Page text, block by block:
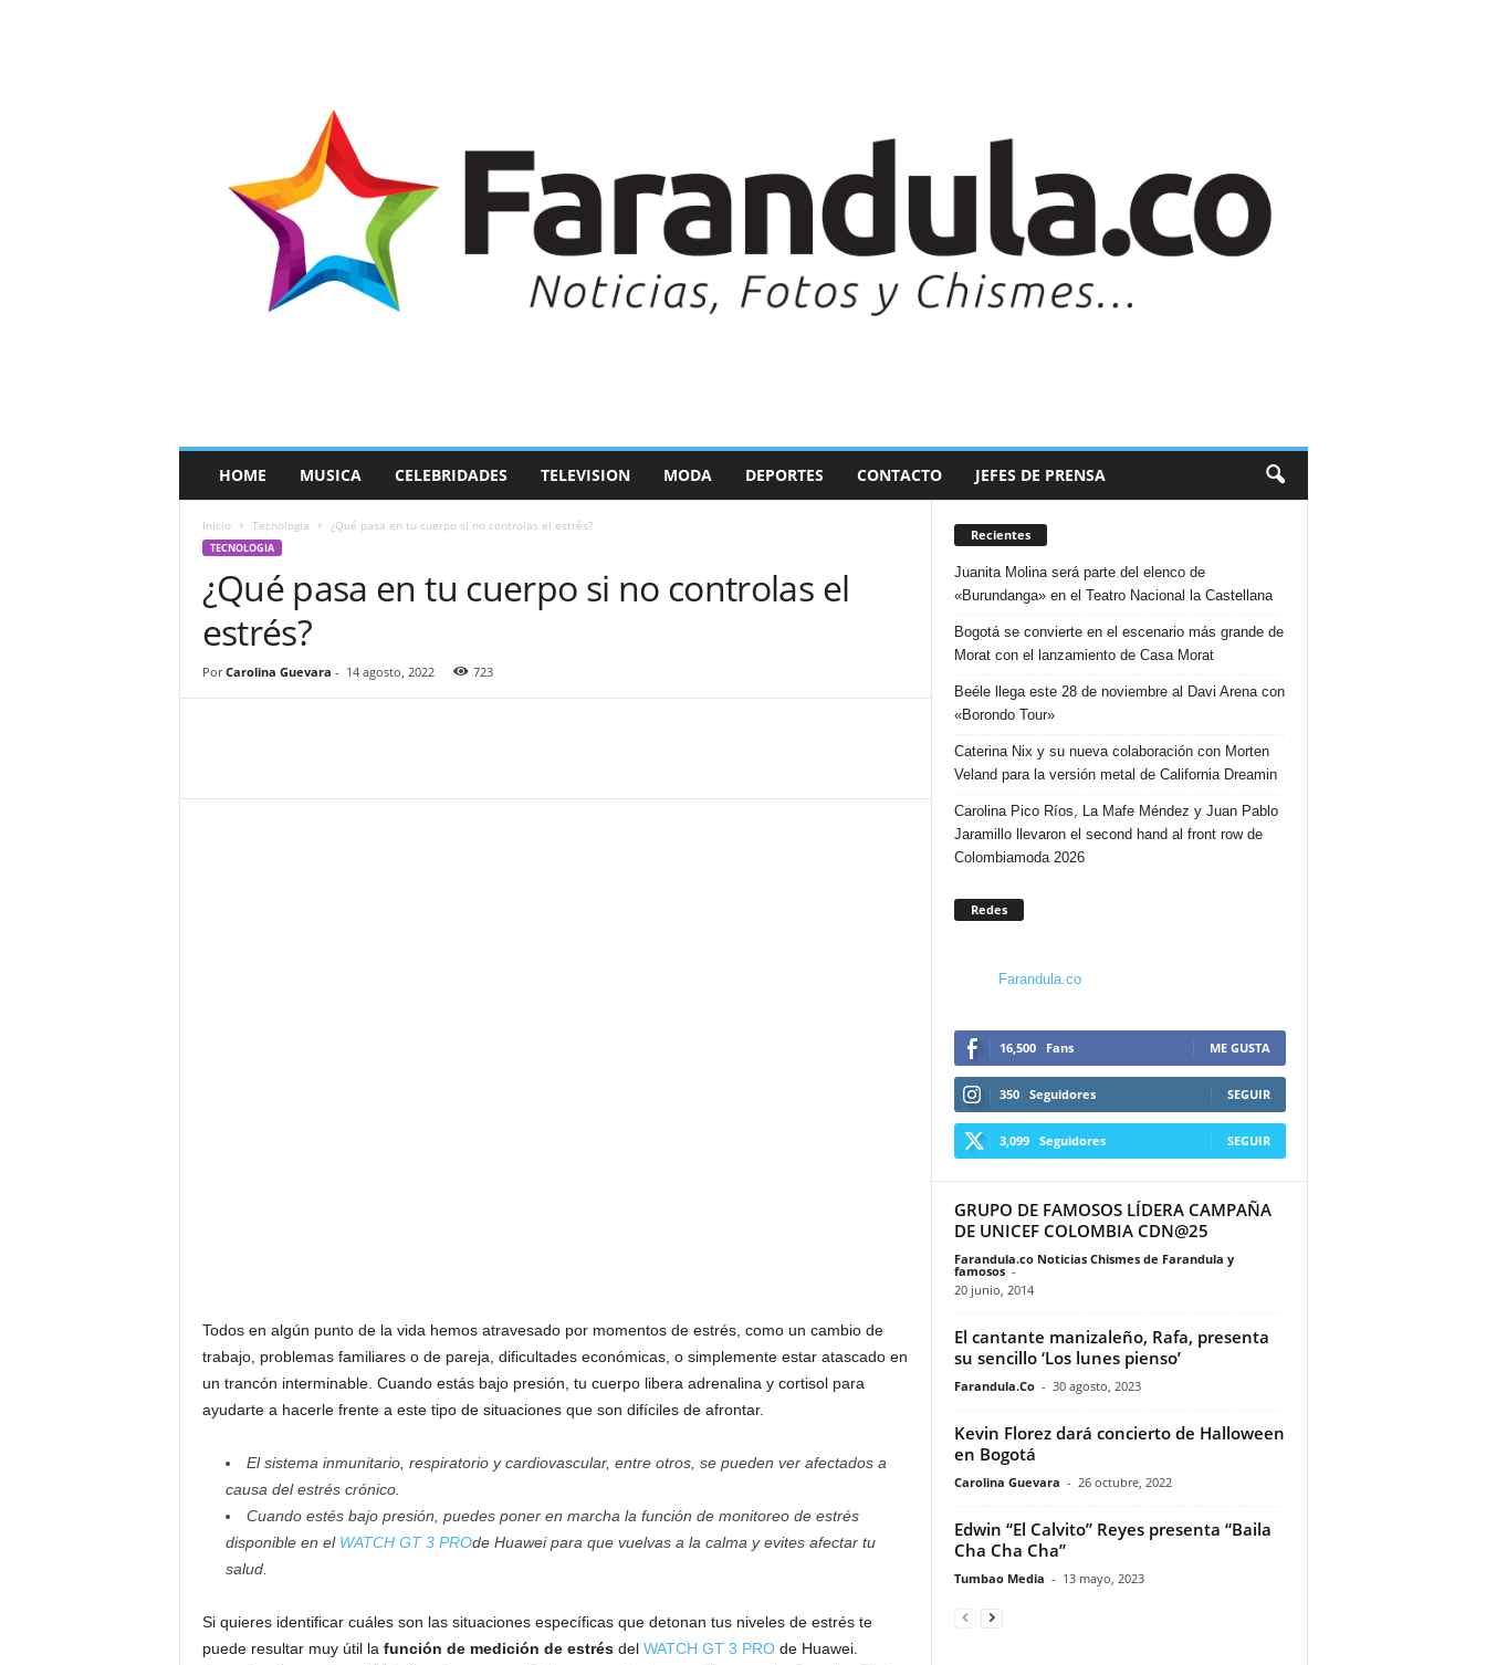
a
HOME MUSICA CELEBRIDADES TELEVISION MODA DEPORTES CONTACTO JEFES DE PRENSA
Inicio Tecnologia ¿Qué pasa en tu cuerpo si no controlas el estrés?
TECNOLOGIA
¿Qué pasa en tu cuerpo si no controlas el
estrés?
Por Carolina Guevara - 14 agosto, 2022 723
Todos en algún punto de la vida hemos atravesado por momentos de estrés, como un cambio de
trabajo, problemas familiares o de pareja, dificultades económicas, o simplemente estar atascado en
un trancón interminable. Cuando estás bajo presión, tu cuerpo libera adrenalina y cortisol para
ayudarte a hacerle frente a este tipo de situaciones que son difíciles de afrontar.
El sistema inmunitario, respiratorio y cardiovascular, entre otros, se pueden ver afectados a
causa del estrés crónico.
Cuando estés bajo presión, puedes poner en marcha la función de monitoreo de estrés
disponible en el WATCH GT 3 PROde Huawei para que vuelvas a la calma y evites afectar tu
salud.
Si quieres identificar cuáles son las situaciones específicas que detonan tus niveles de estrés te
puede resultar muy útil la función de medición de estrésdel WATCH GT 3 PROde Huawei.
Recientes
Juanita Molina será parte del elenco de
«Burundanga» en el Teatro Nacional la Castellana
Bogotá se convierte en el escenario más grande de
Morat con el lanzamiento de Casa Morat
Beéle llega este 28 de noviembre al Davi Arena con
«Borondo Tour»
Caterina Nix y su nueva colaboración con Morten
Veland para la versión metal de California Dreamin
Carolina Pico Ríos, La Mafe Méndez y Juan Pablo
Jaramillo llevaron el second hand al front row de
Colombiamoda 2026
Redes
Farandula.co
16,500 Fans ME GUSTA
350 Seguidores SEGUIR
3,099 Seguidores SEGUIR
GRUPO DE FAMOSOS LÍDERA CAMPAÑA
DE UNICEF COLOMBIA CDN@25
Farandula.co Noticias Chismes de Farandula y
famosos -
20 junio, 2014
El cantante manizaleño, Rafa, presenta
su sencillo ‘Los lunes pienso’
Farandula.Co - 30 agosto, 2023
Kevin Florez dará concierto de Halloween
en Bogotá
Carolina Guevara - 26 octubre, 2022
Edwin “El Calvito” Reyes presenta “Baila
Cha Cha Cha”
Tumbao Media - 13 mayo, 2023